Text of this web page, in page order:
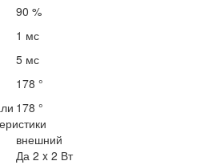
90 %
1 мс
5 мс
178 °
178 °
внешний
Да 2 x 2 Вт